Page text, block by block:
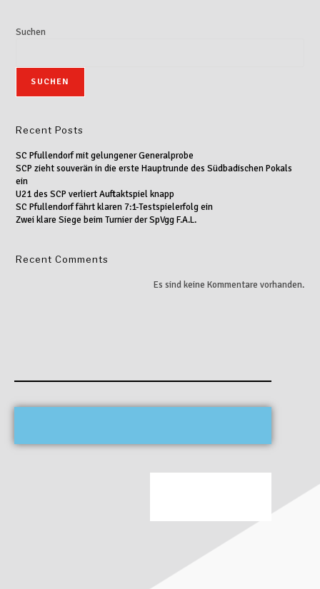
Suchen
SUCHEN
Recent Posts
SC Pfullendorf mit gelungener Generalprobe
SCP zieht souverän in die erste Hauptrunde des Südbadischen Pokals
ein
U21 des SCP verliert Auftaktspiel knapp
SC Pfullendorf fährt klaren 7:1-Testspielerfolg ein
Zwei klare Siege beim Turnier der SpVgg F.A.L.
Recent Comments
Es sind keine Kommentare vorhanden.